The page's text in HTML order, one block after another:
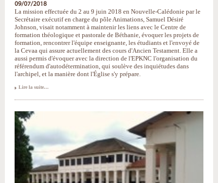
09/07/2018
La mission effectuée du 2 au 9 juin 2018 en Nouvelle-Calédonie par le
Secrétaire exécutif en charge du pôle Animations, Samuel Désiré
Johnson, visait notamment à maintenir les liens avec le Centre de
formation théologique et pastorale de Béthanie, évoquer les projets de
formation, rencontrer l'équipe enseignante, les étudiants et l'envoyé de
la Cevaa qui assure actuellement des cours d'Ancien Testament. Elle a
aussi permis d'évoquer avec la direction de l'EPKNC l'organisation du
référendum d'autodétermination, qui soulève des inquiétudes dans
l'archipel, et la manière dont l'Église s'y prépare.
Nouvelle-
l'école
pastorale
Béthanie
-
Lire la suite…